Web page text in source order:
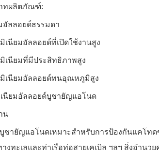
ภทผลิตภัณฑ์:
อัลลอยด์ธรรมดา
เนียมอัลลอยด์ที่เปิดใช้งานสูง
มิเนียมที่มีประสิทธิภาพสูง
มิเนียมอัลลอยด์ทนอุณหภูมิสูง
นียมอัลลอยด์บูชายัญแอโนด
น
ชายัญแอโนดเหมาะสำหรับการป้องกันแคโท
ทะเลและท่าเรือท่อสายเคเบิล ฯลฯ สิ่งอำนว